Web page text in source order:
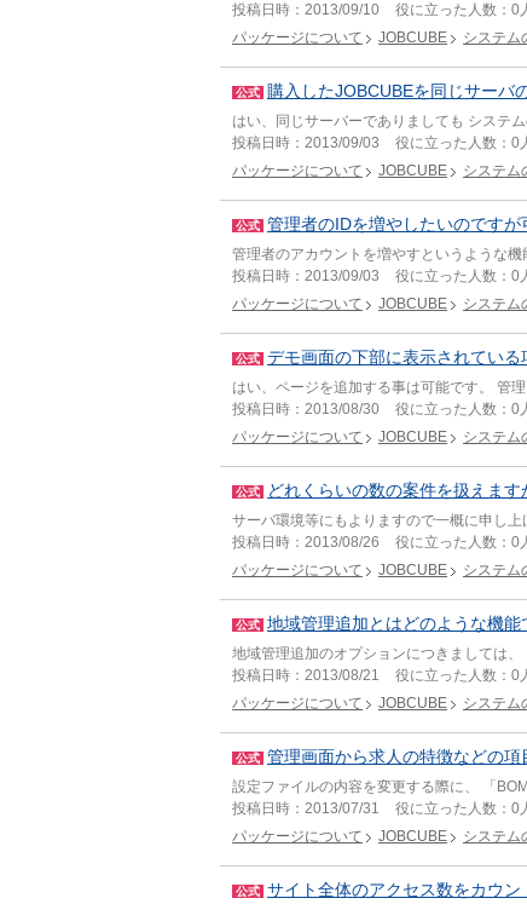
投稿日時： 2013/09/10 役に立った人数： 0
パッケージについて
JOBCUBE システム
公式 購入したJOBCUBEを同じサーバ
はい、同じサーバーでありましても システ
投稿日時： 2013/09/03 役に立った人数： 0
パッケージについて
JOBCUBE システム
公式 管理者のIDを増やしたいのですが
管理者のアカウントを増やすというような
投稿日時： 2013/09/03 役に立った人数： 0
パッケージについて
JOBCUBE システム
公式 デモ画面の下部に表示されてい
はい、ページを追加する事は可能です。 管
投稿日時： 2013/08/30 役に立った人数： 0
パッケージについて
JOBCUBE システム
公式 どれくらいの数の案件を扱えます
サーバ環境等にもよりますので一概に申し
投稿日時： 2013/08/26 役に立った人数： 0
パッケージについて
JOBCUBE システム
公式 地域管理追加とはどのような機能
地域管理追加のオプションにつきましては
投稿日時： 2013/08/21 役に立った人数： 0
パッケージについて
JOBCUBE システム
公式 管理画面から求人の特徴などの
設定ファイルの内容を変更する際に、 「
投稿日時： 2013/07/31 役に立った人数： 0
パッケージについて
JOBCUBE システム
公式 サイト全体のアクセス数をカウン